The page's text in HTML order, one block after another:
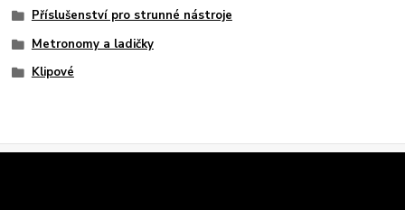
Příslušenství pro strunné nástroje
Metronomy a ladičky
Klipové